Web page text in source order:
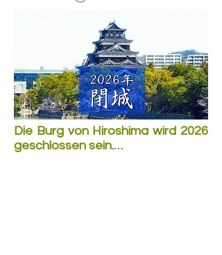
Die Burg von Hiroshima wird 2026
geschlossen sein.